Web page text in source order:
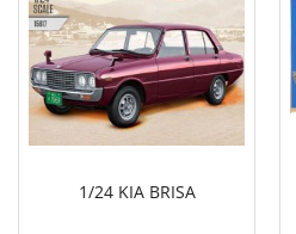
1/24 KIA BRISA